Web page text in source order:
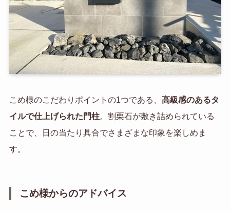
こめ様のこだわりポイントの1つである、 高級感のあるタ
イルで仕上げられた門柱。割栗石が敷き詰められている
ことで、日の当たり具合でさまざまな印象を楽しめま
す。
こめ様からのアドバイス